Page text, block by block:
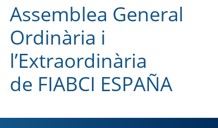
Assemblea General
Ordinària i
l’Extraordinària
de FIABCI ESPAÑA